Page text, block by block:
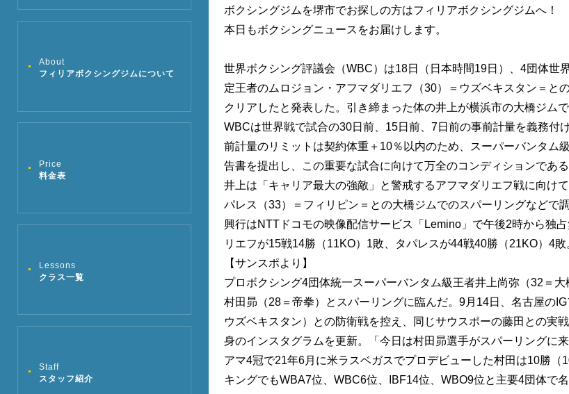
About
フィリアボクシングジムについて
Price
料金表
Lessons
クラス一覧
Staff
スタッフ紹介
ボクシングジムを堺市でお探しの方はフィリアボクシングジムへ！
本日もボクシングニュースをお届けします。
世界ボクシング評議会（WBC）は18日（日本時間19日）、4団体
定王者のムロジョン・アフマダリエフ（30）＝ウズベキスタン＝
クリアしたと発表した。引き締まった体の井上が横浜市の大橋ジム
WBCは世界戦で試合の30日前、15日前、7日前の事前計量を義務付
前計量のリミットは契約体重＋10％以内のため、スーパーバンタム
告書を提出し、この重要な試合に向けて万全のコンディションであ
井上は「キャリア最大の強敵」と警戒するアフマダリエフ戦に向け
パレス（33）＝フィリピン＝との大橋ジムでのスパーリングなどで調
興行はNTTドコモの映像配信サービス「Lemino」で午後2時から独
リエフが15戦14勝（11KO）1敗、タパレスが44戦40勝（21KO）4敗
【サンスポより】
プロボクシング4団体統一スーパーバンタム級王者井上尚弥（32＝
村田昴（28＝帝拳）とスパーリングに臨んだ。9月14日、名古屋の
ウズベキスタン）との防衛戦を控え、同じサウスポーの藤田との実
身のインスタグラムを更新。「今日は村田昴選手がスパーリングに
アマ4冠で21年6月に米ラスベガスでプロデビューした村田は10勝
キングでもWBA7位、WBC6位、IBF14位、WBO9位と主要4団体